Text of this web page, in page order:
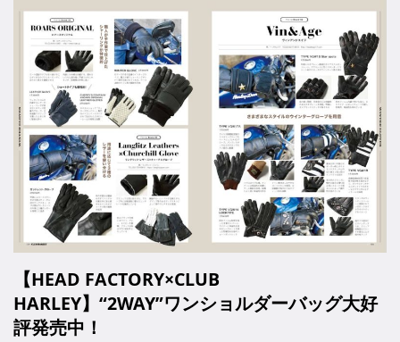
【HEAD FACTORY×CLUB
HARLEY】“2WAY”ワンショルダーバッグ大好
評発売中！